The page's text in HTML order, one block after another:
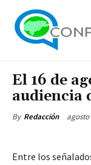
El 16 de
audiencia
By Redacción agosto
Entre los